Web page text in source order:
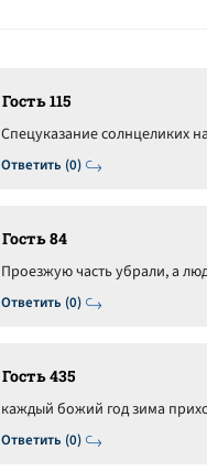
Гость 115
Ответить (0)
Спецуказание солнцеликих
Гость 84
Ответить (0)
Проезжую часть убрали, а
Гость 435
Ответить (0)
каждый божий год зима